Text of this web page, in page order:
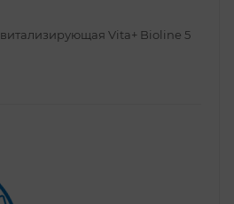
Vita+ Bioline 5